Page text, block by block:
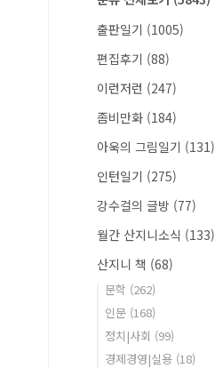
출판일기 (1005)
편집후기 (88)
이런저런 (247)
좀비만화 (184)
아욱의 그림일기 (131)
인턴일기 (275)
강수걸의 글방 (77)
월간 산지니소식 (133)
산지니 책 (68)
문학 (262)
인문 (168)
정치|사회 (99)
경제경영|실용 (18)